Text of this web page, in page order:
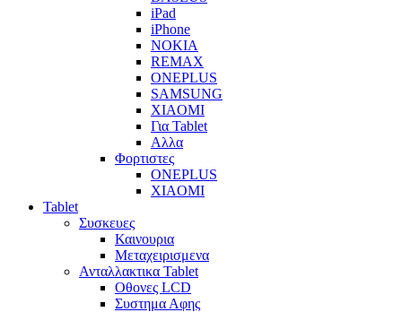
iPad
iPhone
NOKIA
REMAX
ONEPLUS
SAMSUNG
XIAOMI
Για Tablet
Αλλα
Φορτιστες
ONEPLUS
XIAOMI
Tablet
Συσκευες
Καινουρια
Μεταχειρισμενα
Ανταλλακτικα Tablet
Οθονες LCD
Συστημα Αφης